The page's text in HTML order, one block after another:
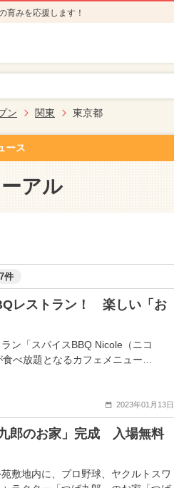
育みを応援します！
ン 関東 東京都
ース
アル
件
レストラン！ 楽しい「お
ン「スパイスBBQ Nicole（ニコ
べ放題となるカフェメニュー…
2023年01月13日
郎のお家」完成 入場無料
敷地内に、プロ野球、ヤクルトスワ